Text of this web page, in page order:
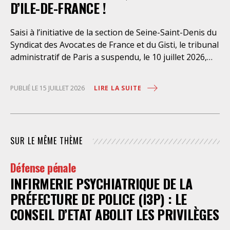
D’ILE-DE-FRANCE !
Saisi à l’initiative de la section de Seine-Saint-Denis du
Syndicat des Avocat.es de France et du Gisti, le tribunal
administratif de Paris a suspendu, le 10 juillet 2026,
œuvre de prestations d’information et d’assistance
juridique des étrangers maintenus dans les locaux de
droits fondamentaux des personnes retenues et
déontologiques régissant la profession d’avocat. Ainsi,
l’assistance dont bénéficient les personnes retenues,
limitée à trois heures de permanence téléphonique
quotidienne sauf le dimanche (la présence de l’avocat
dans les locaux n’étant prévue qu’à titre exceptionnel),
PUBLIÉ LE 15 JUILLET 2026 LIRE LA SUITE
SUR LE MÊME THÈME
Défense pénale
INFIRMERIE PSYCHIATRIQUE DE LA
PRÉFECTURE DE POLICE (I3P) : LE
CONSEIL D’ETAT ABOLIT LES PRIVILÈGES